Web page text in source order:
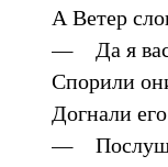
А Ветер
— Да я вас
Спорили
Догнали
—